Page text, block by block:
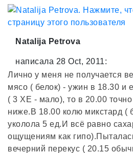
Natalija Petrova
написала 28 Oct, 2011:
Лично у меня не получается
мясо ( белок) - ужин в 18.30 и
( 3 ХЕ - мало), то в 20.00
ниже.В 18.00 колю микстард (
уколола 5 ед.И всё равно
ощущениям как
вечерний перекус ( 20.15